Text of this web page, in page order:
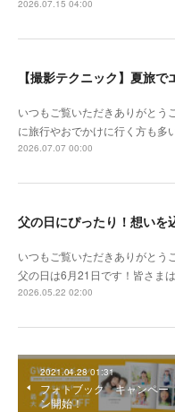
2026.07.15 04:00
いつもご覧いただきありがと
に旅行やおでかけに行く方も多
2026.07.07 00:00
いつもご覧いただきありがとう
父の日は6月21日です！皆さま
2026.05.22 02:00
2021.04.28 01:31
フォトブック キャンペー
ン開始！